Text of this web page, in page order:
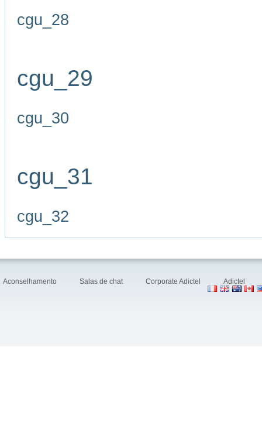
cgu_28
cgu_29
cgu_30
cgu_31
cgu_32
Aconselhamento Salas de chat Corporate Adictel Adictel